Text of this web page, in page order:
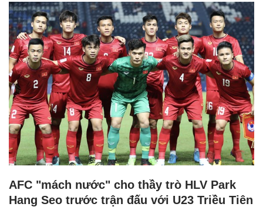
AFC "mách nước" cho thầy trò HLV Park
Hang Seo trước trận đấu với U23 Triều Tiên